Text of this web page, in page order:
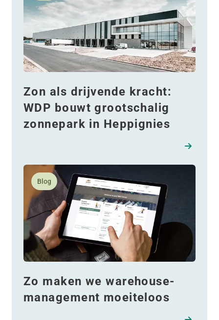
Zon als drijvende kracht:
WDP bouwt grootschalig
zonnepark in Heppignies
Blog
Zo maken we warehouse-
management moeiteloos
Lees meer over Zo maken we warehouse-